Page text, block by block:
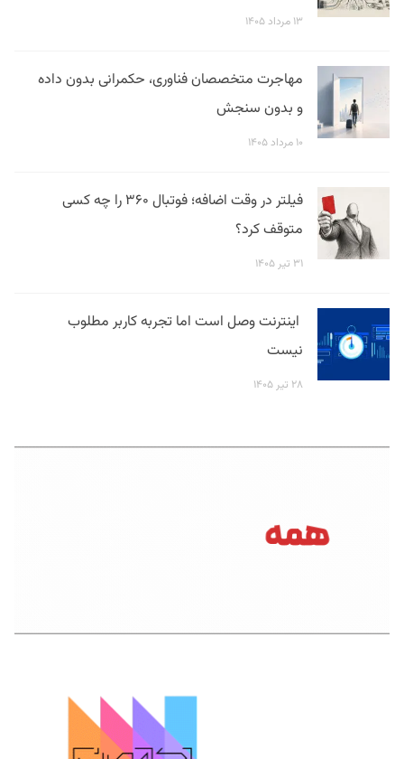
۱۳ مرداد ۱۴۰۵
مهاجرت متخصصان فناوری، حکمرانی بدون داده
و بدون سنجش
۱۰ مرداد ۱۴۰۵
فیلتر در وقت اضافه؛ فوتبال ۳۶۰ را چه کسی
متوقف کرد؟
۳۱ تیر ۱۴۰۵
اینترنت وصل است اما تجربه کاربر مطلوب
نیست
۲۸ تیر ۱۴۰۵